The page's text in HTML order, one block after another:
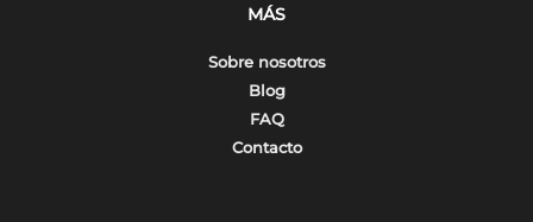
MÁS
Sobre nosotros
Blog
FAQ
Contacto